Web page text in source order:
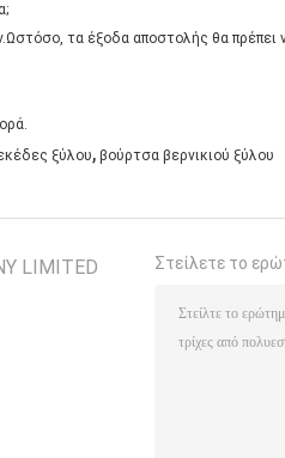
τα έξοδα αποστολής θα πρέπει
ξύλου, βούρτσα βερνικιού ξύλου
LIMITED Στείλετε το